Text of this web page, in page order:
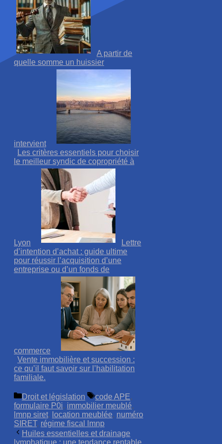
A partir de
quelle somme un huissier
intervient
Les critères essentiels pour choisir
le meilleur syndic de copropriété à
Lyon
Lettre
d’intention d’achat : guide ultime
pour réussir l’acquisition d’une
entreprise ou d’un fonds de
commerce
Vente immobilière et succession :
ce qu’il faut savoir sur l’habilitation
familiale.
Catégories
Droit et législation Étiquettes
code APE,
formulaire P0i, immobilier meublé,
lmnp siret, location meublée, numéro
SIRET, régime fiscal lmnp
Huiles essentielles et drainage
lymphatique : une tendance rentable